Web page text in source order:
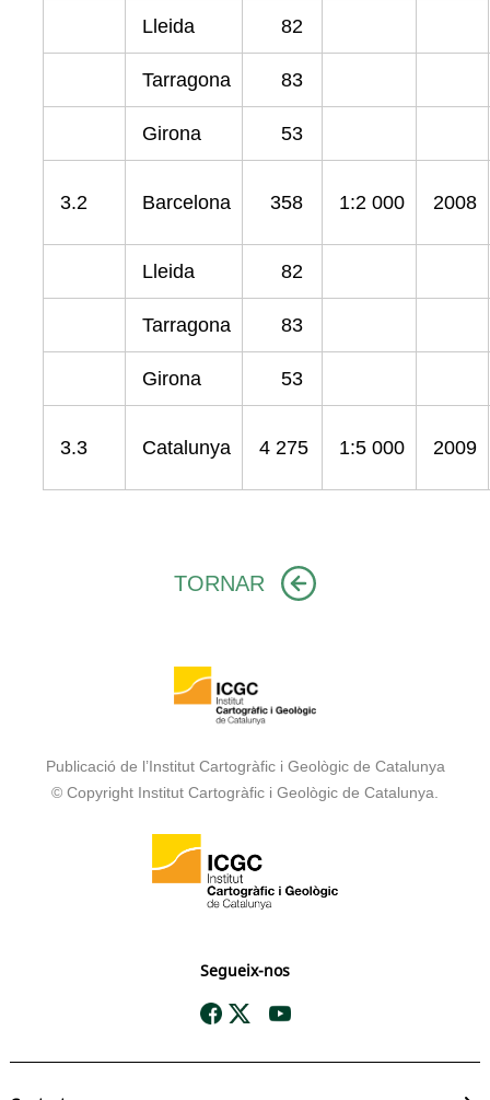
Lleida 82
Tarragona 83
Girona 53
3.2 Barcelona 358 1:2 000 2008
Lleida 82
Tarragona 83
Girona 53
3.3 Catalunya 4 275 1:5 000 2009
TORNAR
Publicació de l’Institut Cartogràfic i Geològic de Catalunya
© Copyright Institut Cartogràfic i Geològic de Catalunya.
Segueix-nos